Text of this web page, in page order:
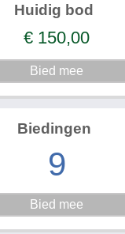
Huidig bod
€ 150,00
Biedingen
9